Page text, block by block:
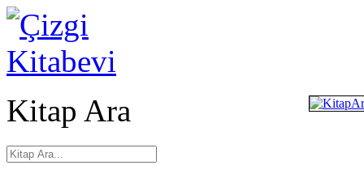
Kitap Ara